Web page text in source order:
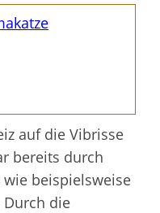
auf die Vibrisse
bereits durch
beispielsweise
die